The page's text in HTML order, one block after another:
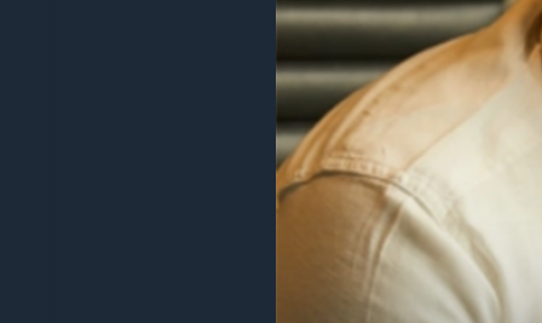
“Temos vindo a utilizar a Digify no último
poupou-nos muito tempo de ter de